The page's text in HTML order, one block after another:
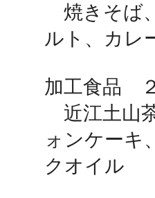
焼きそば
ルト、カ
加工食品　
近江土山
ォンケーキ
クオイル